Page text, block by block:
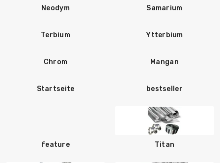
Neodym Samarium
Terbium Ytterbium
Chrom Mangan
Startseite bestseller
feature Titan